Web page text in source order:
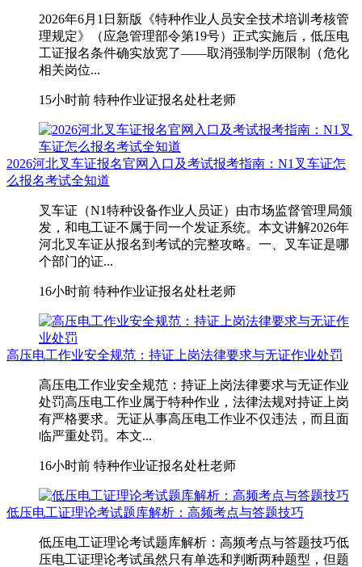
2026年6月1日新版《特种作业人员安全技术培训考核管
理规定》（应急管理部令第19号）正式实施后，低压电
工证报名条件确实放宽了——取消强制学历限制（危化
相关岗位...
15小时前 特种作业证报名处杜老师
2026河北叉车证报名官网入口及考试报考指南：N1叉车证怎
么报名考试全知道
叉车证（N1特种设备作业人员证）由市场监督管理局颁
发，和电工证不属于同一个发证系统。本文讲解2026年
河北叉车证从报名到考试的完整攻略。一、叉车证是哪
个部门的证...
16小时前 特种作业证报名处杜老师
高压电工作业安全规范：持证上岗法律要求与无证作业处罚
高压电工作业安全规范：持证上岗法律要求与无证作业
处罚高压电工作业属于特种作业，法律法规对持证上岗
有严格要求。无证从事高压电工作业不仅违法，而且面
临严重处罚。本文...
16小时前 特种作业证报名处杜老师
低压电工证理论考试题库解析：高频考点与答题技巧
低压电工证理论考试题库解析：高频考点与答题技巧低
压电工证理论考试虽然只有单选和判断两种题型，但题